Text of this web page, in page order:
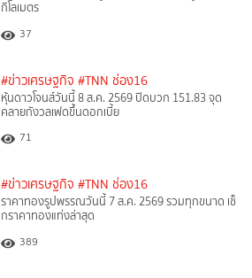
กิโลเมตร
37
#ข่าวเศรษฐกิจ #TNN ช่อง16
หุ้นดาวโจนส์วันนี้ 8 ส.ค. 2569 ปิดบวก 151.83 จุด
คลายกังวลเฟดขึ้นดอกเบี้ย
71
#ข่าวเศรษฐกิจ #TNN ช่อง16
ราคาทองรูปพรรณวันนี้ 7 ส.ค. 2569 รวมทุกขนาด เช็
กราคาทองแท่งล่าสุด
389